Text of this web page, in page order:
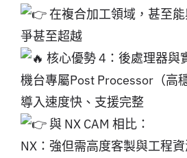
在複合加工領域，甚至
爭甚至超越
核心優勢 4：後處理器與
機台專屬Post Processor（高
導入速度快、支援完整
與 NX CAM 相比：
NX：強但需高度客製與工程